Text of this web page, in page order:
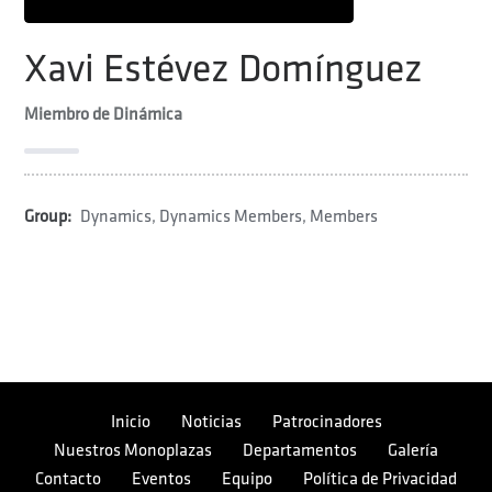
Xavi Estévez Domínguez
Miembro de Dinámica
Group: Dynamics, Dynamics Members, Members
Inicio Noticias
Patrocinadores
Nuestros Monoplazas
Departamentos
Galería
Contacto
Eventos Equipo Política de Privacidad